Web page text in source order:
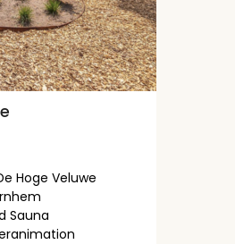
Hoge Veluwe
Sauna